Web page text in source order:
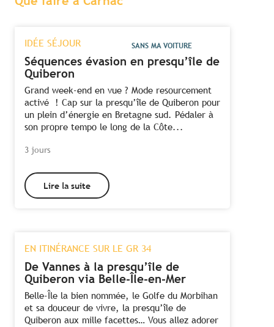
SANS MA VOITURE
3 jours
IDÉE SÉJOUR
Séquences évasion en presqu’île de
Quiberon
Grand week-end en vue ? Mode resourcement
activé ! Cap sur la presqu’île de Quiberon pour
un plein d’énergie en Bretagne sud. Pédaler à
son propre tempo le long de la Côte...
Lire la suite
EN ITINÉRANCE SUR LE GR 34
De Vannes à la presqu’île de
Quiberon via Belle-Île-en-Mer
Belle-Île la bien nommée, le Golfe du Morbihan
et sa douceur de vivre, la presqu’île de
Quiberon aux mille facettes… Vous allez adorer